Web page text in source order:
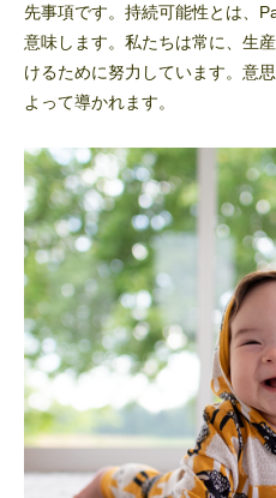
先事項です。持続可能性とは、
意味します。私たちは常に、生
けるために努力しています。意
よって導かれます。